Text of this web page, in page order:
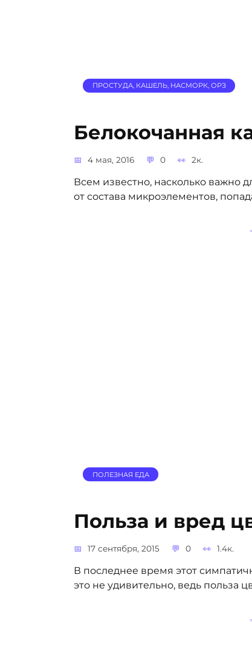
ПРОСТУДА, КАШЕЛЬ, НАСМОРК, ОРЗ
Белокочанная
4 мая, 2016 0 2к.
Всем известно, насколько важно
от состава микроэлементов,
ПОЛЕЗНАЯ ЕДА
Польза и вред
17 сентября, 2015 0 1.4к.
В последнее время этот
это не удивительно, ведь польза